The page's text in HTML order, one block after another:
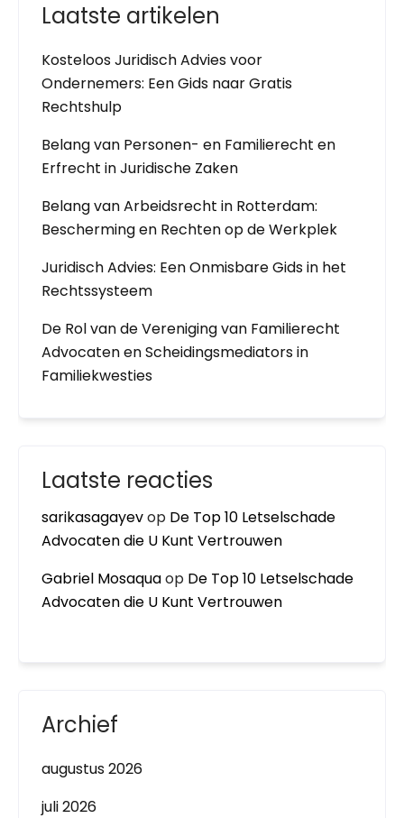
Laatste artikelen
Kosteloos Juridisch Advies voor
Ondernemers: Een Gids naar Gratis
Rechtshulp
Belang van Personen- en Familierecht en
Erfrecht in Juridische Zaken
Belang van Arbeidsrecht in Rotterdam:
Bescherming en Rechten op de Werkplek
Juridisch Advies: Een Onmisbare Gids in het
Rechtssysteem
De Rol van de Vereniging van Familierecht
Advocaten en Scheidingsmediators in
Familiekwesties
Laatste reacties
sarikasagayevop De Top 10 Letselschade
Advocaten die U Kunt Vertrouwen
Gabriel Mosaquaop De Top 10 Letselschade
Advocaten die U Kunt Vertrouwen
Archief
augustus 2026
juli 2026